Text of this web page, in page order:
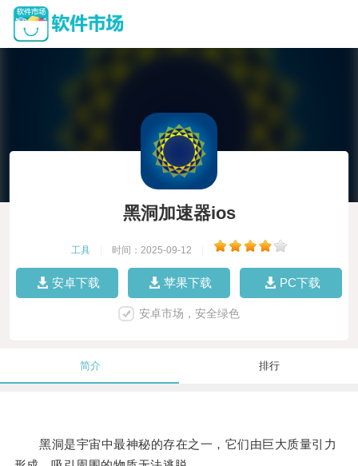
黑洞加速器ios
工具 时间：2025-09-12
安卓下载 苹果下载 PC下载
安卓市场，安全绿色
简介 排行
黑洞是宇宙中最神秘的存在之一，它们由巨大质量引力